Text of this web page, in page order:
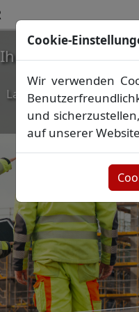
Ihr
Wir
Lageplan▪Absteckung
Grenzfeststellung
Cookie-
Wir verwenden
und
auf unserer